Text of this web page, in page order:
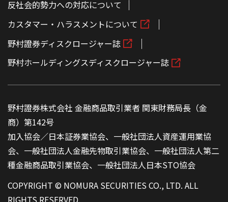
反社会的勢力への対応について
カスタマー・ハラスメントについて
野村證券ディスクロージャー誌
野村ホールディングスディスクロージャー誌
野村證券株式会社 金融商品取引業者 関東財務局長（金
商）第142号
加入協会／日本証券業協会、一般社団法人資産運用業協
会、一般社団法人金融先物取引業協会、一般社団法人第二
種金融商品取引業協会、一般社団法人日本STO協会
COPYRIGHT © NOMURA SECURITIES CO., LTD. ALL
RIGHTS RESERVED.